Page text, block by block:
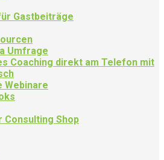
Gastbeiträge
Umfrage
Coaching direkt am Telefon mit
Webinare
Consulting Shop